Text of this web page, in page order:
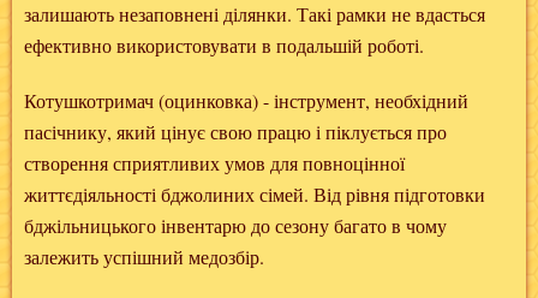
залишають незаповнені ділянки. Такі рамки не вдасться
ефективно використовувати в подальшій роботі.
Котушкотримач (оцинковка) - інструмент, необхідний
пасічнику, який цінує свою працю і піклується про
створення сприятливих умов для повноцінної
життєдіяльності бджолиних сімей. Від рівня підготовки
бджільницького інвентарю до сезону багато в чому
залежить успішний медозбір.